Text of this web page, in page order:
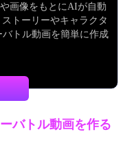
画像をもとにAIが自動
トーリーやキャラクタ
トル動画を簡単に作成
バトル動画を作る